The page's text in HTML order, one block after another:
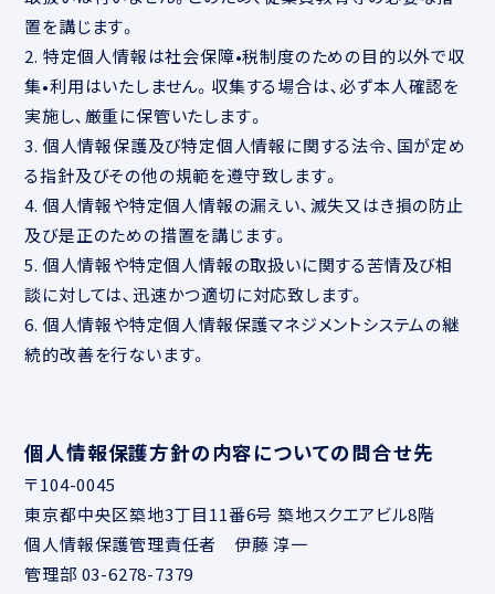
置を講じます。
2. 特定個人情報は社会保障•税制度のための目的以外で収
集•利用はいたしません。収集する場合は､必ず本人確認を
実施し､厳重に保管いたします。
3. 個人情報保護及び特定個人情報に関する法令､国が定め
る指針及びその他の規範を遵守致します。
4. 個人情報や特定個人情報の漏えい､滅失又はき損の防止
及び是正のための措置を講じます。
5. 個人情報や特定個人情報の取扱いに関する苦情及び相
談に対しては､迅速かつ適切に対応致します。
6. 個人情報や特定個人情報保護マネジメントシステムの継
続的改善を行ないます。
個人情報保護方針の内容についての問合せ先
〒104-0045
東京都中央区築地3丁目11番6号 築地スクエアビル8階
個人情報保護管理責任者 伊藤 淳一
管理部 03-6278-7379